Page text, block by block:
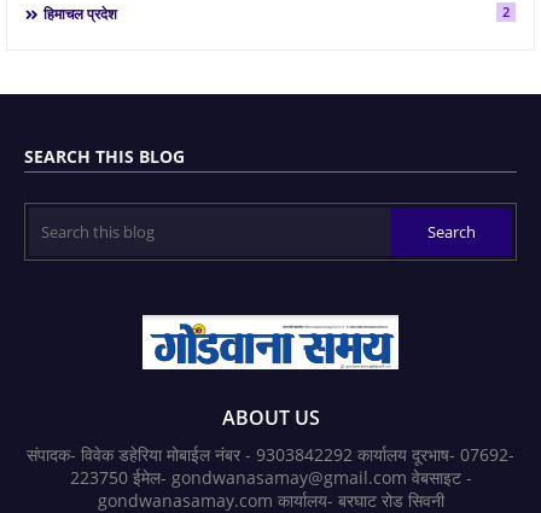
हिमाचल प्रदेश 2
SEARCH THIS BLOG
ABOUT US
संपादक- विवेक डहेरिया मोबाईल नंबर - 9303842292 कार्यालय दूरभाष- 07692-
223750 ईमेल- gondwanasamay@gmail.com वेबसाइट -
gondwanasamay.com कार्यालय- बरघाट रोड सिवनी